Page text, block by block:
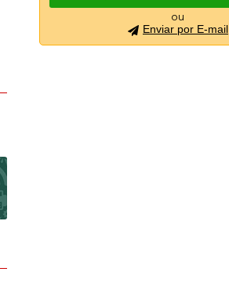
ou
Enviar por E-mail